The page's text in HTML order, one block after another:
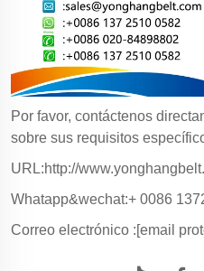
Por favor, contáctenos
sobre sus requisitos
URL:http://
Whatapp&wechat:+ 0086
Correo electrónico :[email